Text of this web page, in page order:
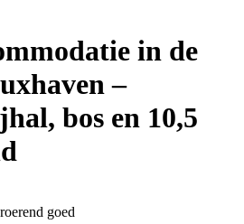
in de
–
bos en 10,5
goed